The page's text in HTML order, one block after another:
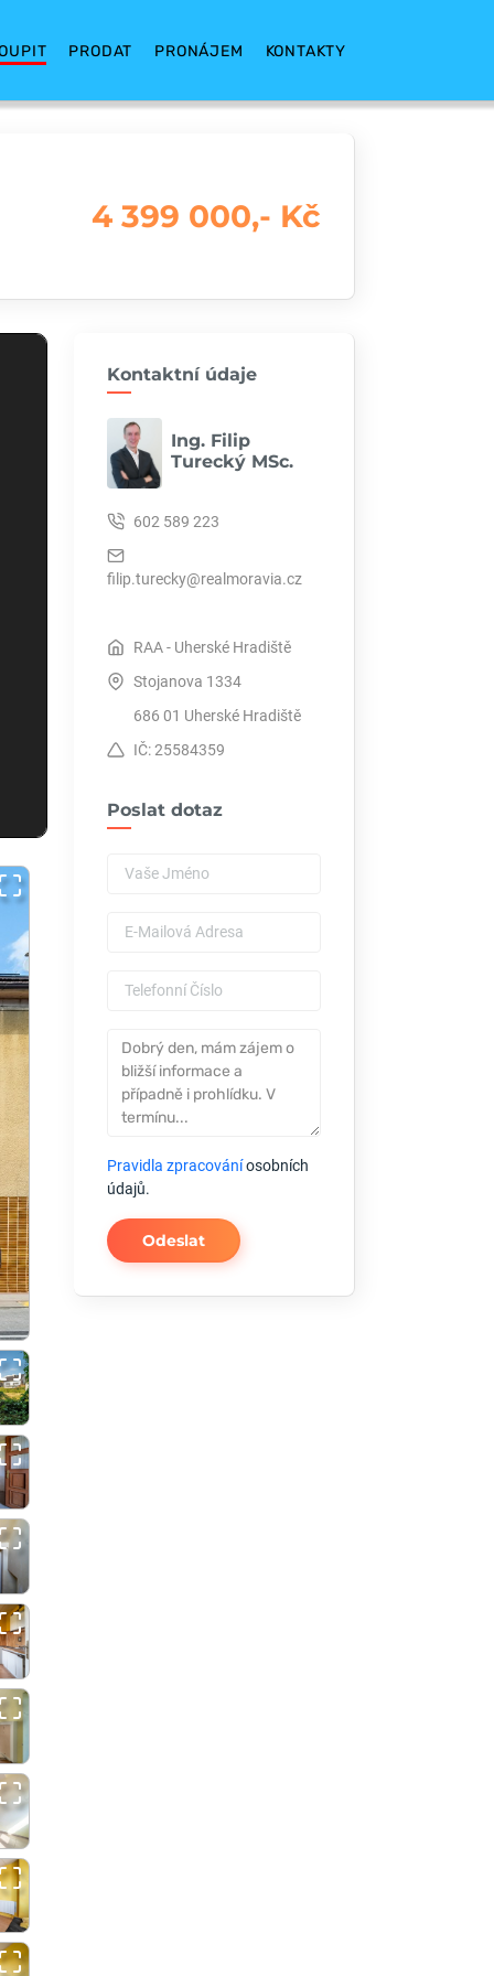
PRODAT PRONÁJEM KONTAKTY
4 399 000,- Kč
Kontaktní údaje
Ing. Filip
Turecký MSc.
602 589 223
filip.turecky@realmoravia.cz
RAA - Uherské Hradiště
Stojanova 1334
686 01 Uherské Hradiště
IČ: 25584359
Poslat dotaz
Pravidla zpracováníosobních
údajů.
Odeslat